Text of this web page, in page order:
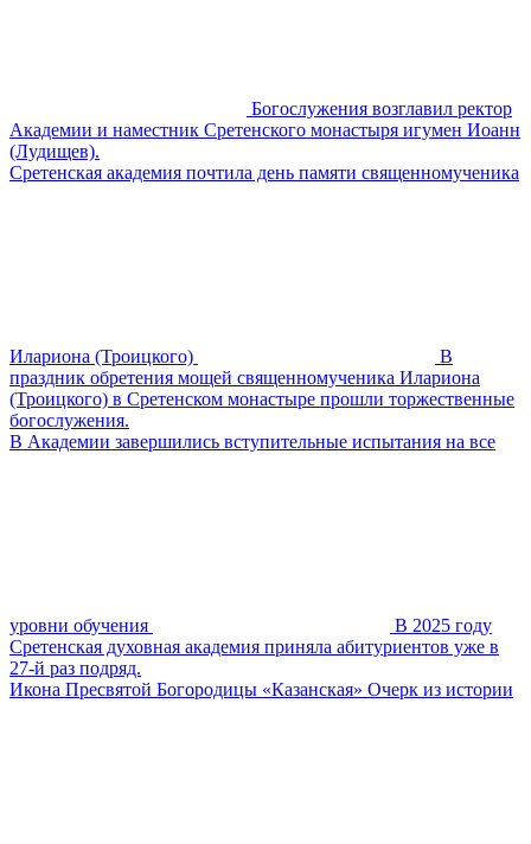
Богослужения возглавил ректор
Академии и наместник Сретенского монастыря игумен Иоанн
(Лудищев).
Сретенская академия почтила день памяти священномученика
Илариона (Троицкого)
В
праздник обретения мощей священномученика Илариона
(Троицкого) в Сретенском монастыре прошли торжественные
богослужения.
В Академии завершились вступительные испытания на все
уровни обучения
В 2025 году
Сретенская духовная академия приняла абитуриентов уже в
27-й раз подряд.
Икона Пресвятой Богородицы «Казанская» Очерк из истории